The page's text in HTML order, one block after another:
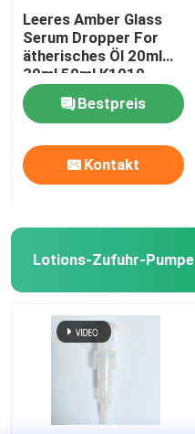
Leeres Amber Glass
Serum Dropper For
ätherisches Öl 20ml
30ml 50ml K1010
Bestpreis
Kontakt
Lotions-Zufuhr-Pumpe